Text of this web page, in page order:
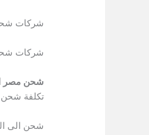
شركات
شركات
شحن مصر
تكلفة
شحن الى